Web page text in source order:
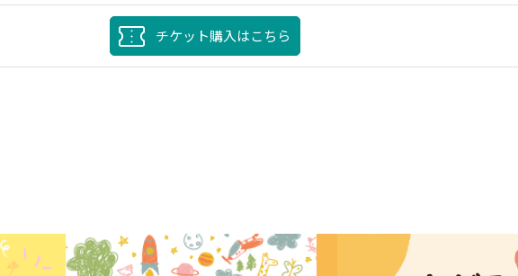
チケット購入はこちら